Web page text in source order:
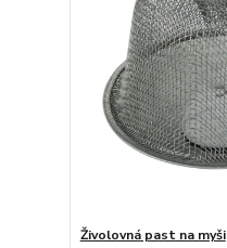
Živolovná past na myši